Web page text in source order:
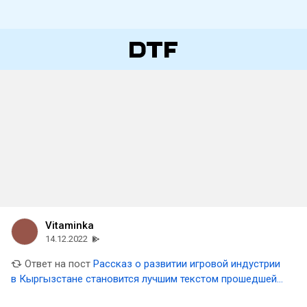
Vitaminka
14.12.2022
Ответ на пост Рассказ о развитии игровой индустрии
в Кыргызстане становится лучшим текстом прошедшей